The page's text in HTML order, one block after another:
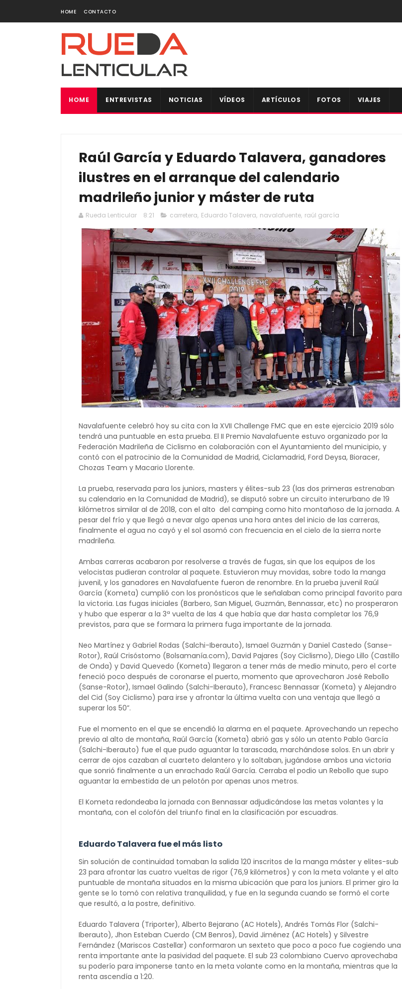
HOME CONTACTO
HOME ENTREVISTAS NOTICIAS VÍDEOS ARTÍCULOS FOTOS VIAJES
Raúl García y Eduardo Talavera, ganadores
ilustres en el arranque del calendario
madrileño junior y máster de ruta
Rueda Lenticular 8:21 carretera, Eduardo Talavera, navalafuente, raúl garcía
Navalafuente celebró hoy su cita con la XVII Challenge FMC que en este ejercicio 2019 sólo
tendrá una puntuable en esta prueba. El II Premio Navalafuente estuvo organizado por la
Federación Madrileña de Ciclismo en colaboración con el Ayuntamiento del municipio, y
contó con el patrocinio de la Comunidad de Madrid, Ciclamadrid, Ford Deysa, Bioracer,
Chozas Team y Macario Llorente.
La prueba, reservada para los juniors, masters y élites-sub 23 (las dos primeras estrenaban
su calendario en la Comunidad de Madrid), se disputó sobre un circuito interurbano de 19
kilómetros similar al de 2018, con el alto del camping como hito montañoso de la jornada. A
pesar del frío y que llegó a nevar algo apenas una hora antes del inicio de las carreras,
finalmente el agua no cayó y el sol asomó con frecuencia en el cielo de la sierra norte
madrileña.
Ambas carreras acabaron por resolverse a través de fugas, sin que los equipos de los
velocistas pudieran controlar al paquete. Estuvieron muy movidas, sobre todo la manga
juvenil, y los ganadores en Navalafuente fueron de renombre. En la prueba juvenil Raúl
García (Kometa) cumplió con los pronósticos que le señalaban como principal favorito para
la victoria. Las fugas iniciales (Barbero, San Miguel, Guzmán, Bennassar, etc) no prosperaron
y hubo que esperar a la 3ª vuelta de las 4 que había que dar hasta completar los 76,9
previstos, para que se formara la primera fuga importante de la jornada.
Neo Martínez y Gabriel Rodas (Salchi-Iberauto), Ismael Guzmán y Daniel Castedo (Sanse-
Rotor), Raúl Crisóstomo (Bolsamanía.com), David Pajares (Soy Ciclismo), Diego Lillo (Castillo
de Onda) y David Quevedo (Kometa) llegaron a tener más de medio minuto, pero el corte
feneció poco después de coronarse el puerto, momento que aprovecharon José Rebollo
(Sanse-Rotor), Ismael Galindo (Salchi-Iberauto), Francesc Bennassar (Kometa) y Alejandro
del Cid (Soy Ciclismo) para irse y afrontar la última vuelta con una ventaja que llegó a
superar los 50”.
Fue el momento en el que se encendió la alarma en el paquete. Aprovechando un repecho
previo al alto de montaña, Raúl García (Kometa) abrió gas y sólo un atento Pablo García
(Salchi-Iberauto) fue el que pudo aguantar la tarascada, marchándose solos. En un abrir y
cerrar de ojos cazaban al cuarteto delantero y lo soltaban, jugándose ambos una victoria
que sonrió finalmente a un enrachado Raúl García. Cerraba el podio un Rebollo que supo
aguantar la embestida de un pelotón por apenas unos metros.
El Kometa redondeaba la jornada con Bennassar adjudicándose las metas volantes y la
montaña, con el colofón del triunfo final en la clasificación por escuadras.
Eduardo Talavera fue el más listo
Sin solución de continuidad tomaban la salida 120 inscritos de la manga máster y elites-sub
23 para afrontar las cuatro vueltas de rigor (76,9 kilómetros) y con la meta volante y el alto
puntuable de montaña situados en la misma ubicación que para los juniors. El primer giro la
gente se lo tomó con relativa tranquilidad, y fue en la segunda cuando se formó el corte
que resultó, a la postre, definitivo.
Eduardo Talavera (Triporter), Alberto Bejarano (AC Hotels), Andrés Tomás Flor (Salchi-
Iberauto), Jhon Esteban Cuerdo (CM Benros), David Jiménez (AC Hotels) y Silvestre
Fernández (Mariscos Castellar) conformaron un sexteto que poco a poco fue cogiendo una
renta importante ante la pasividad del paquete. El sub 23 colombiano Cuervo aprovechaba
su poderío para imponerse tanto en la meta volante como en la montaña, mientras que la
renta ascendía a 1:20.